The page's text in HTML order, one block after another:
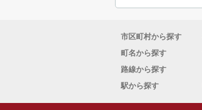
市区町村から探す
町名から探す
路線から探す
駅から探す